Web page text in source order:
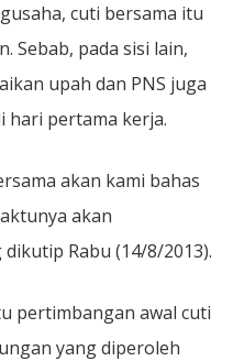
cuti bersama itu
Sebab, pada sisi lain,
upah dan PNS juga
hari pertama kerja.
akan kami bahas
akan
Rabu (14/8/2013).
pertimbangan awal cuti
yang diperoleh